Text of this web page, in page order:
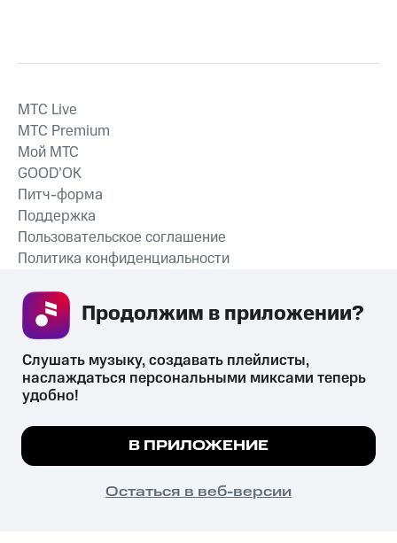
СКАЧАТЬ ПРИЛОЖЕНИЕ
MTС Live
MTС Premium
Мой МТС
GOOD’OK
Питч-форма
Поддержка
Пользовательское соглашение
Политика конфиденциальности
психотропных веществ, их аналогов причиняет вред здоровью,
их незаконный оборот запрещён и влечёт установленную
законодательством ответственность.
© 2026 ООО «КИОН».
Все права защищены
Мы используем куки, чтобы на сайте все
Подробнее
ПОНЯТНО
Слушать музыку, создавать плейлисты,
наслаждаться персональными миксами теперь
удобно!
В ПРИЛОЖЕНИЕ
Остаться в веб-версии